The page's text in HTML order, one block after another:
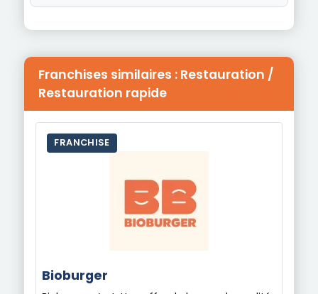
Franchises similaires : Restauration /
Restauration rapide
FRANCHISE
Bioburger